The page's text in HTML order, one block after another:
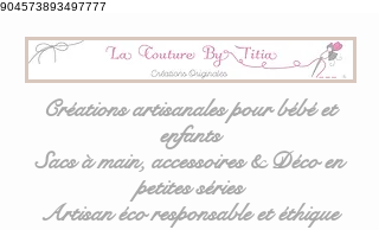
904573893497777
Créations artisanales pour bébé et
enfants
Sacs à main, accessoires & Déco en
petites séries
Artisan éco responsable et éthique